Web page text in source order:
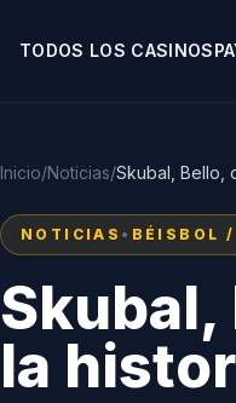
TODOS LOS CASINOS
Inicio/Noticias/Skubal, Bello,
NOTICIAS • BÉISBOL /
la